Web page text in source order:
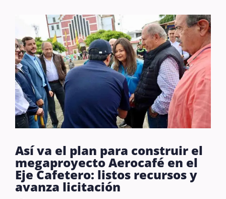
Así va el plan para construir el
megaproyecto Aerocafé en el
Eje Cafetero: listos recursos y
avanza licitación